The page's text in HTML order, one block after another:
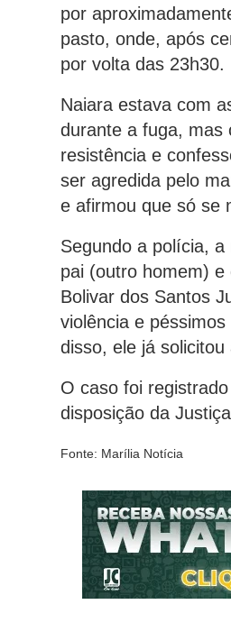
por
pasto, onde, após
por volta das 23h30.
Naiara estava com
durante a fuga, mas
resistência e
ser agredida pelo
e afirmou que só se
Segundo a polícia,
pai (outro homem)
Bolivar dos Santos
violência e
disso, ele já
O caso foi
disposição da
Fonte: Marília Notícia